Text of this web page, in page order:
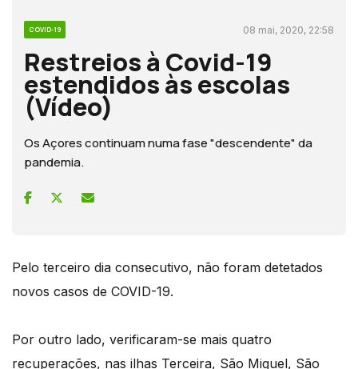
COVID-19 08 mai, 2020, 22:58
Restreios à Covid-19
estendidos às escolas
(Vídeo)
Os Açores continuam numa fase "descendente" da
pandemia.
Pelo terceiro dia consecutivo, não foram detetados
novos casos de COVID-19.
Por outro lado, verificaram-se mais quatro
recuperações, nas ilhas Terceira, São Miguel, São